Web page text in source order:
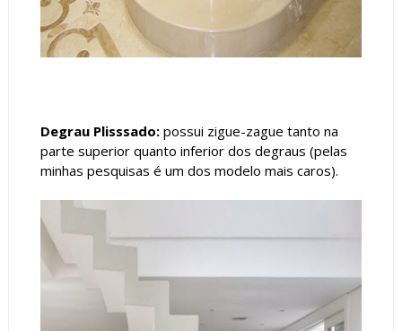
Degrau Plisssado:possui zigue-zague tanto na
parte superior quanto inferior dos degraus (pelas
minhas pesquisas é um dos modelo mais caros).